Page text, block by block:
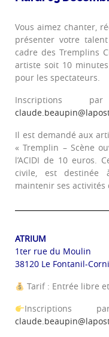
Vous aimez chanter,
présenter votre
cadre des Tremplins
artiste soit 10
pour les spectateurs.
Inscriptions
Il est demandé aux
« Tremplin – Scène
l’ACIDI de 10 euros.
civile, est destinée
maintenir ses activités
ATRIUM
1ter rue du Moulin
38120 Le Fontanil-
Tarif : Entrée libre
Inscriptions